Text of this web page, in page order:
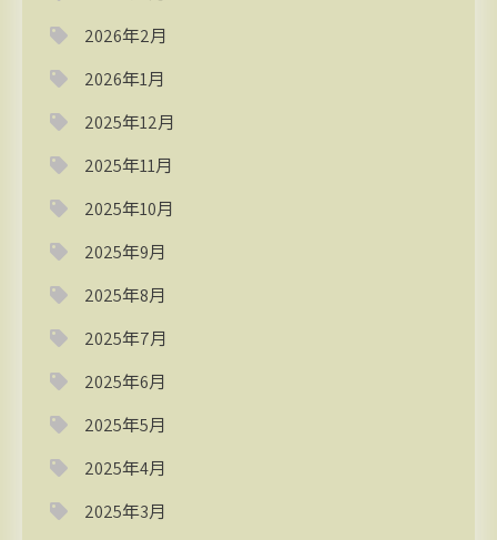
2026年2月
2026年1月
2025年12月
2025年11月
2025年10月
2025年9月
2025年8月
2025年7月
2025年6月
2025年5月
2025年4月
2025年3月